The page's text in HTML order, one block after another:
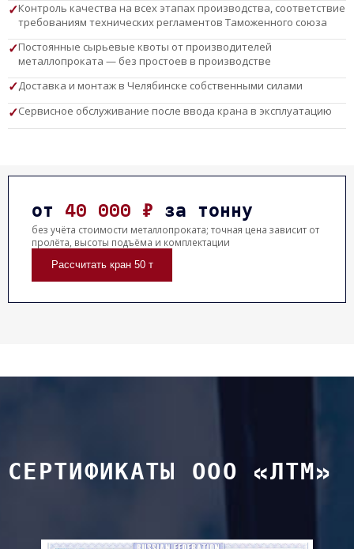
Контроль качества на всех этапах производства, соответствие
требованиям технических регламентов Таможенного союза
Постоянные сырьевые квоты от производителей
металлопроката — без простоев в производстве
Доставка и монтаж в Челябинске собственными силами
Сервисное обслуживание после ввода крана в эксплуатацию
от 40 000 ₽ за тонну
без учёта стоимости металлопроката; точная цена зависит от
пролёта, высоты подъёма и комплектации
Рассчитать кран 50 т
СЕРТИФИКАТЫ ООО «ЛТМ»